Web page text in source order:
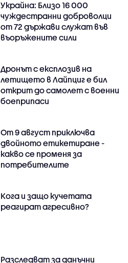
Украйна: Близо 16 000
чуждестранни доброволци
от 72 държави служат във
въоръжените сили
Дронът с експлозив на
летището в Лайпциг е бил
открит до самолет с военни
боеприпаси
От 9 август приключва
двойното етикетиране -
какво се променя за
потребителите
Кога и защо кучетата
реагират агресивно?
Разследват за данъчни